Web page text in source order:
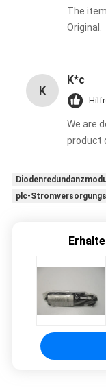
The
Original.
K
K*c
We are
product
plc-